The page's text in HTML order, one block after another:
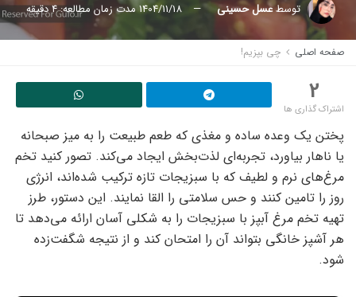
توسطعسل حسینی 1404/11/18مدت زمان مطالعه: 4 دقیقه
صفحه اصلی چی بپزیم!
2
اشتراک گذاری ها
پختن یک وعده ساده و مغذی که طعم طبیعت را به میز صبحانه
یا ناهار بیاورد، تجربه‌ای لذت‌بخش ایجاد می‌کند. تصور کنید تخم
مرغ‌های نرم و لطیف که با سبزیجات تازه ترکیب شده‌اند، انرژی
روز را تامین کنند و حس سلامتی را القا نمایند. این دستور، طرز
تهیه تخم مرغ آبپز با سبزیجات را به شکلی آسان ارائه می‌دهد تا
هر آشپز خانگی بتواند آن را امتحان کند و از نتیجه شگفت‌زده
شود.